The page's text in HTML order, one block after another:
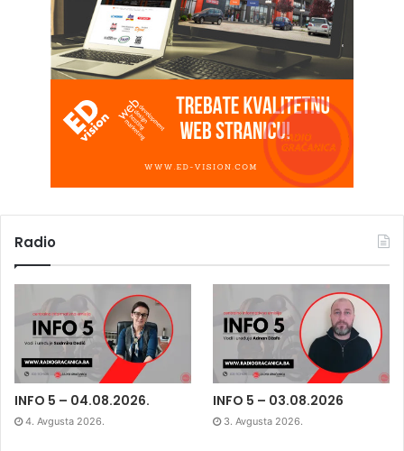
Radio
INFO 5 – 04.08.2026.
4. Avgusta 2026.
INFO 5 – 03.08.2026
3. Avgusta 2026.